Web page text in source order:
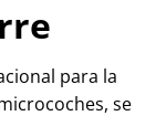
para la
se